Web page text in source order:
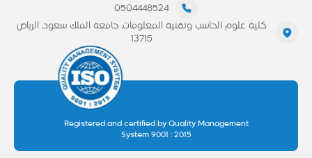
0504448524
كلية علوم الحاسب وتقنية المعلومات، جامعة الملك سعود، الرياض
13715
Registered and certified by Quality Management
System 9001 : 2015